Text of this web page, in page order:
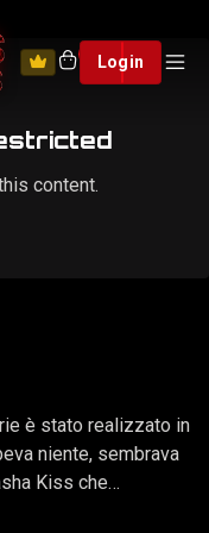
Login
content.
è stato realizzato in
niente, sembrava
Kiss che
di solo cellulare,